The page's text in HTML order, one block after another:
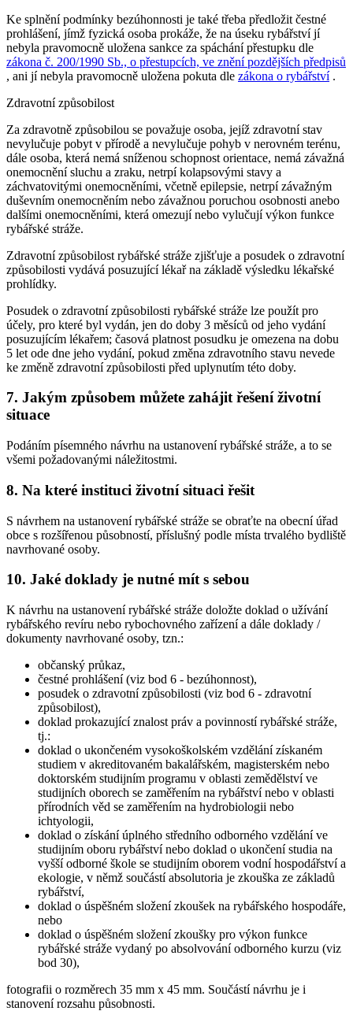
Ke splnění podmínky bezúhonnosti je také třeba předložit čestné
prohlášení, jímž fyzická osoba prokáže, že na úseku rybářství jí
nebyla pravomocně uložena sankce za spáchání přestupku dle
zákona č. 200/1990 Sb., o přestupcích, ve znění pozdějších předpisů
, ani jí nebyla pravomocně uložena pokuta dle zákona o rybářství.
Zdravotní způsobilost
Za zdravotně způsobilou se považuje osoba, jejíž zdravotní stav
nevylučuje pobyt v přírodě a nevylučuje pohyb v nerovném terénu,
dále osoba, která nemá sníženou schopnost orientace, nemá závažná
onemocnění sluchu a zraku, netrpí kolapsovými stavy a
záchvatovitými onemocněními, včetně epilepsie, netrpí závažným
duševním onemocněním nebo závažnou poruchou osobnosti anebo
dalšími onemocněními, která omezují nebo vylučují výkon funkce
rybářské stráže.
Zdravotní způsobilost rybářské stráže zjišťuje a posudek o zdravotní
způsobilosti vydává posuzující lékař na základě výsledku lékařské
prohlídky.
Posudek o zdravotní způsobilosti rybářské stráže lze použít pro
účely, pro které byl vydán, jen do doby 3 měsíců od jeho vydání
posuzujícím lékařem; časová platnost posudku je omezena na dobu
5 let ode dne jeho vydání, pokud změna zdravotního stavu nevede
ke změně zdravotní způsobilosti před uplynutím této doby.
7. Jakým způsobem můžete zahájit řešení životní
situace
Podáním písemného návrhu na ustanovení rybářské stráže, a to se
všemi požadovanými náležitostmi.
8. Na které instituci životní situaci řešit
S návrhem na ustanovení rybářské stráže se obraťte na obecní úřad
obce s rozšířenou působností, příslušný podle místa trvalého bydliště
navrhované osoby.
10. Jaké doklady je nutné mít s sebou
K návrhu na ustanovení rybářské stráže doložte doklad o užívání
rybářského revíru nebo rybochovného zařízení a dále doklady /
dokumenty navrhované osoby, tzn.:
občanský průkaz,
čestné prohlášení (viz bod 6 - bezúhonnost),
posudek o zdravotní způsobilosti (viz bod 6 - zdravotní
způsobilost),
doklad prokazující znalost práv a povinností rybářské stráže,
tj.:
doklad o ukončeném vysokoškolském vzdělání získaném
studiem v akreditovaném bakalářském, magisterském nebo
doktorském studijním programu v oblasti zemědělství ve
studijních oborech se zaměřením na rybářství nebo v oblasti
přírodních věd se zaměřením na hydrobiologii nebo
ichtyologii,
doklad o získání úplného středního odborného vzdělání ve
studijním oboru rybářství nebo doklad o ukončení studia na
vyšší odborné škole se studijním oborem vodní hospodářství a
ekologie, v němž součástí absolutoria je zkouška ze základů
rybářství,
doklad o úspěšném složení zkoušek na rybářského hospodáře,
nebo
doklad o úspěšném složení zkoušky pro výkon funkce
rybářské stráže vydaný po absolvování odborného kurzu (viz
bod 30),
fotografii o rozměrech 35 mm x 45 mm. Součástí návrhu je i
stanovení rozsahu působnosti.